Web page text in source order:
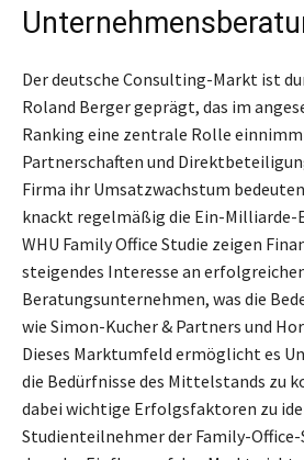
Der deutsche Consulting-Markt ist
Roland Berger geprägt, das im
Ranking eine zentrale Rolle
Partnerschaften und
Firma ihr Umsatzwachstum
knackt regelmäßig die Ein-Milliarde-
WHU Family Office Studie zeigen
steigendes Interesse an
Beratungsunternehmen, was die
wie Simon-Kucher & Partners und
Dieses Marktumfeld ermöglicht es
die Bedürfnisse des Mittelstands zu
dabei wichtige Erfolgsfaktoren zu
Studienteilnehmer der Family-